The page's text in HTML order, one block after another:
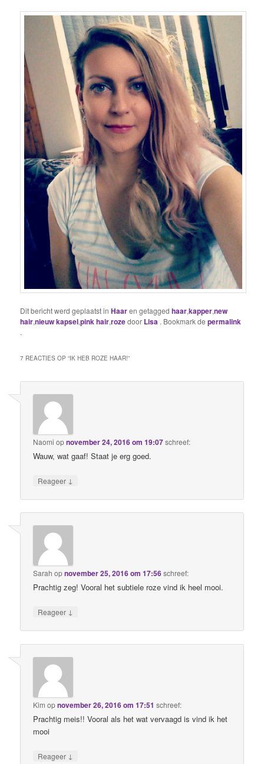
Dit bericht werd geplaatst inHaaren getaggedhaar,kapper,new
hair,nieuw kapsel,pink hair,rozedoor Lisa . Bookmark depermalink
.
7 REACTIES OP “IK HEB ROZE HAAR!”
Naomi opnovember 24, 2016 om 19:07schreef:
Wauw, wat gaaf! Staat je erg goed.
Reageer ↓
Sarah opnovember 25, 2016 om 17:56schreef:
Prachtig zeg! Vooral het subtiele roze vind ik heel mooi.
Reageer ↓
Kim opnovember 26, 2016 om 17:51 schreef:
Prachtig meis!! Vooral als het wat vervaagd is vind ik het
mooi
Reageer ↓